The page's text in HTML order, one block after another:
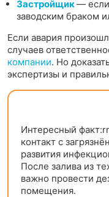
Застройщик—
заводским браком
Если авария
случаев
компании. Но
экспертизы и
Интересный
контакт с
развития
После залива из
важно провести
помещения.